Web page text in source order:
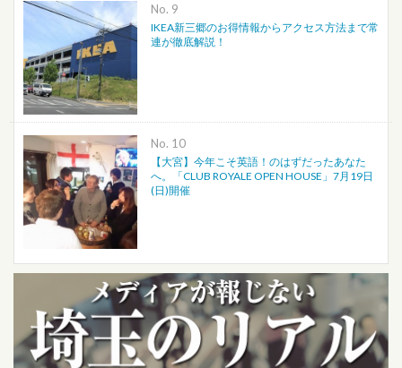
No.
IKEA新三郷のお得情報からアクセス方法まで常
連が徹底解説！
No.
【大宮】今年こそ英語！のはずだったあなた
へ。「CLUB ROYALE OPEN HOUSE」7月19日
(日)開催